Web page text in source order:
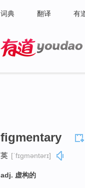
词典 翻译 有
figmentary
英 [ˈfɪɡməntərɪ]
adj. 虚构的